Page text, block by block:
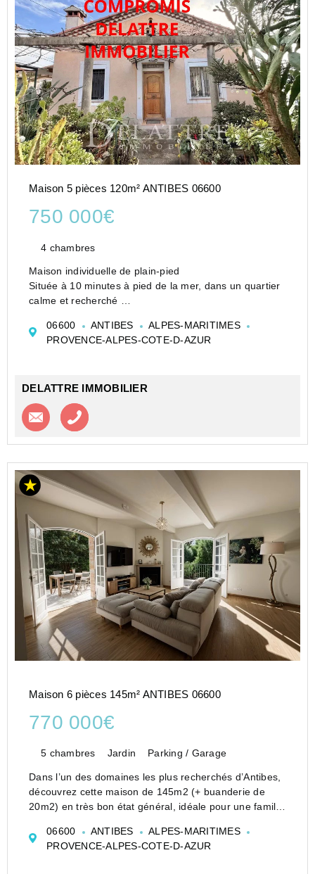
Maison 5 pièces 120m² ANTIBES 06600
750 000€
4 chambres
Maison individuelle de plain-pied
Située à 10 minutes à pied de la mer, dans un quartier
calme et recherché
faire une piscine enterrée.
Vue dégagée avec la mer au loin et le Fort Carré
06600 ANTIBES
ALPES-MARITIMES
PROVENCE-ALPES-COTE-D-AZUR
DELATTRE IMMOBILIER
Contacter l'agence
Maison 6 pièces 145m² ANTIBES 06600
770 000€
5 chambres Jardin Parking / Garage
Dans l’un des domaines les plus recherchés d’Antibes,
découvrez cette maison de 145m2 (+ buanderie de
20m2) en très bon état général, idéale pour une famille
Située au cœur d’un environnement résidentiel
sécurisé e...
06600 ANTIBES
ALPES-MARITIMES
PROVENCE-ALPES-COTE-D-AZUR